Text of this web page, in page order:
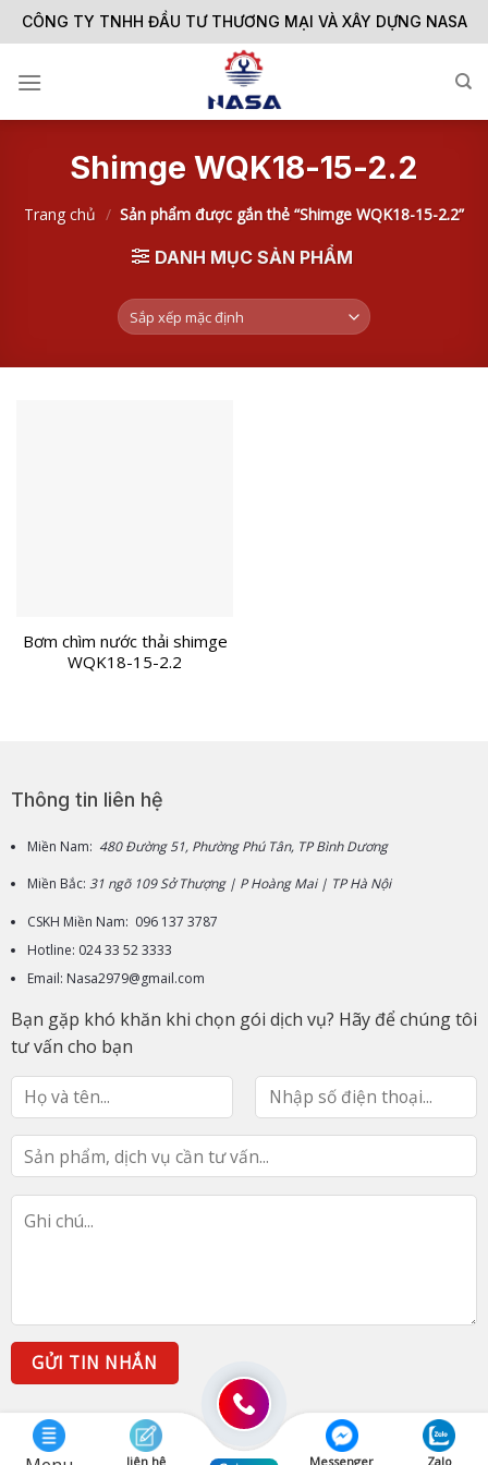
Skip
to
CÔNG TY TNHH ĐẦU TƯ THƯƠNG MẠI VÀ XÂY DỰNG NASA
Shimge WQK18-15-2.2
Trang chủ / Sản phẩm được gắn thẻ “Shimge WQK18-15-2.2”
DANH MỤC SẢN PHẨM
Bơm chìm nước thải shimge
WQK18-15-2.2
Thông tin liên hệ
Miền Nam: 480 Đường 51, Phường Phú Tân, TP Bình Dương
Miền Bắc: 31 ngõ 109 Sở Thượng | P Hoàng Mai | TP Hà Nội
CSKH Miền Nam: 096 137 3787
Hotline: 024 33 52 3333
Email: Nasa2979@gmail.com
Bạn gặp khó khăn khi chọn gói dịch vụ? Hãy để chúng tôi
tư vấn cho bạn
liên hệ Messenger Zalo